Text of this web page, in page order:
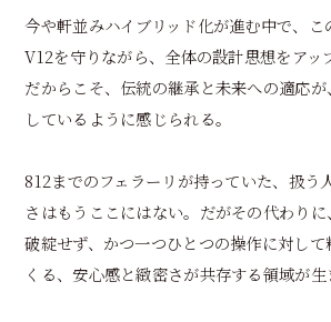
今や軒並みハイブリッド化が進む中で、こ
V12を守りながら、全体の設計思想をアッ
だからこそ、伝統の継承と未来への適応
しているように感じられる。
812までのフェラーリが持っていた、扱う
さはもうここにはない。だがその代わり
破綻せず、かつ一つひとつの操作に対し
くる、安心感と緻密さが共存する領域が生